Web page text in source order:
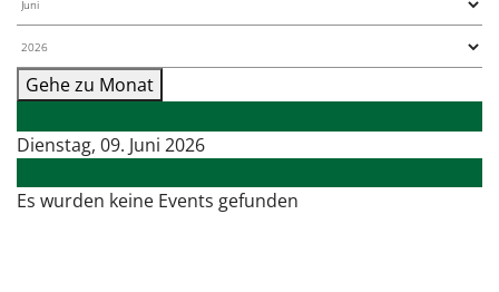
Gehe zu Monat
Dienstag, 09. Juni 2026
Es wurden keine Events gefunden